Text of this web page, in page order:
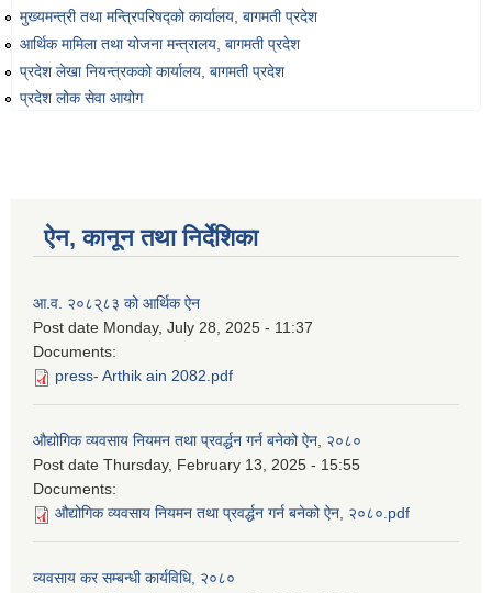
मुख्यमन्त्री तथा मन्त्रिपरिषद्को कार्यालय, बागमती प्रदेश
आर्थिक मामिला तथा योजना मन्त्रालय, बागमती प्रदेश
प्रदेश लेखा नियन्त्रकको कार्यालय, बागमती प्रदेश
प्रदेश लोक सेवा आयोग
ऐन, कानून तथा निर्देशिका
आ.व. २०८२्८३ को आर्थिक ऐन
Post date Monday, July 28, 2025 - 11:37
Documents:
press- Arthik ain 2082.pdf
औद्योगिक व्यवसाय नियमन तथा प्रवर्द्धन गर्न बनेको ऐन, २०८०
Post date Thursday, February 13, 2025 - 15:55
Documents:
औद्योगिक व्यवसाय नियमन तथा प्रवर्द्धन गर्न बनेको ऐन, २०८०.pdf
व्यवसाय कर सम्बन्धी कार्यविधि, २०८०